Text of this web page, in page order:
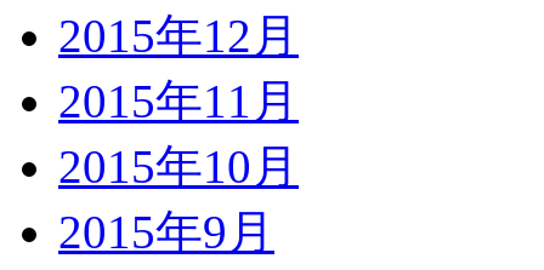
2015年12月
2015年11月
2015年10月
2015年9月